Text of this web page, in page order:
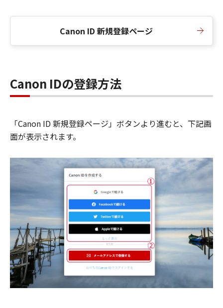
Canon ID 新規登録ページ
Canon IDの登録方法
「Canon ID 新規登録ページ」ボタンより進むと、下記画
面が表示されます。